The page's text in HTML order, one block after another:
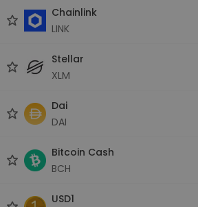
Chainlink
LINK
Stellar
XLM
Dai
DAI
Bitcoin Cash
BCH
USD1